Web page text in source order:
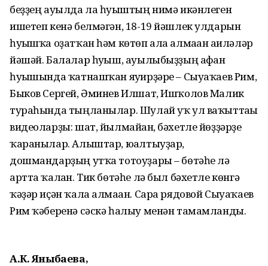
беҙҙең ауылда ла һуғыштың нимә икәнлеген
ишетеп кенә белмәгән, 18-19 йәшлек улдарын
һуғышҡа оҙатҡан һәм көтөп ала алмаған ғаиләләр
йәшәй. Балалар һуғыш, ауылыбыҙҙың афған
һуғышында ҡатнашҡан яуғирҙәре – Сыуаҡаев Рим,
Быков Сергей, Әминев Илшат, Ишҡолов Малик
тураһында тыңланылар. Шулай уҡ ул ваҡыттағы
видеоларҙы: шат, йылмайған, бәхетле йөҙҙәрҙе
ҡаранылар. Алыштар, юғалтыуҙар,
дошмандарҙың утҡа тотоуҙары – бөтәһе лә
артта ҡалған. Тик бөтәһе лә был бәхетле көнгә
ҡәҙәр иҫән ҡала алмаған. Сара рядовой Сыуаҡаев
Рим ҡәберенә сәскә һалыу менән тамамланды.
А.К. Яныбаева,